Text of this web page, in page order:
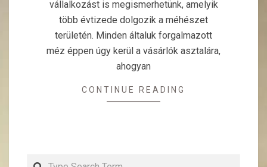
vállalkozást is megismerhetünk, amelyik
több évtizede dolgozik a méhészet
területén. Minden általuk forgalmazott
méz éppen úgy kerül a vásárlók asztalára,
ahogyan
CONTINUE READING
Search